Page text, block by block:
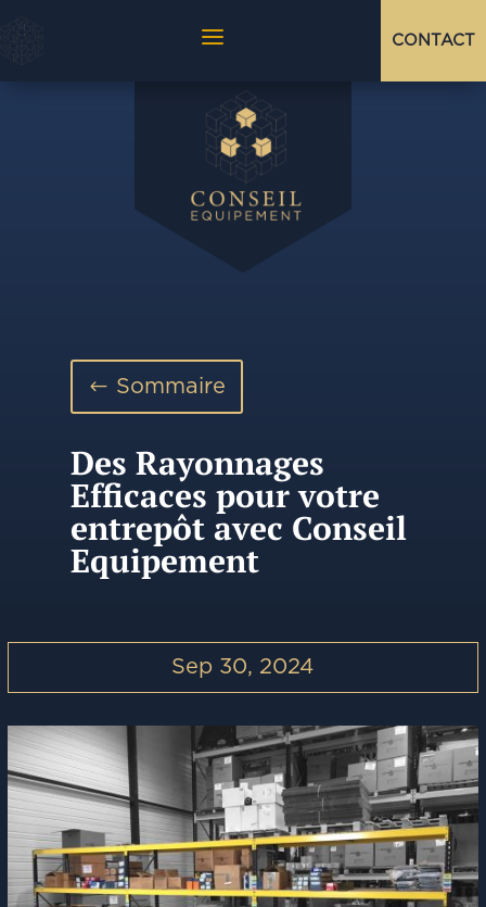
a CONTACT
Sommaire
Des Rayonnages
Efficaces pour votre
entrepôt avec Conseil
Equipement
Sep 30, 2024